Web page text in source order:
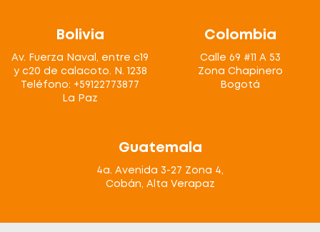
Bolivia
Av. Fuerza Naval, entre c19
y c20 de calacoto. N. 1238
Teléfono: +59122773877
La Paz
Colombia
Calle 69 #11 A 53
Zona Chapinero
Bogotá
Guatemala
4a. Avenida 3-27 Zona 4,
Cobán, Alta Verapaz